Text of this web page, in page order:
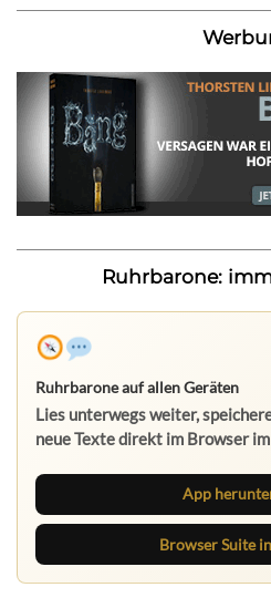
Ruhrbarone:
Ruhrbarone auf allen Geräten
Lies unterwegs weiter,
neue Texte direkt im Browser
App
Browser Suite